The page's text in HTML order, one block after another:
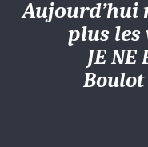
Aujourd’hui
plus les
JE NE
Boulot